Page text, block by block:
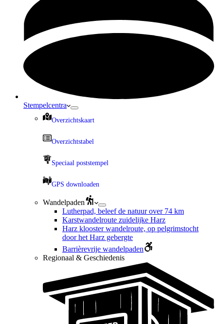
Stempelcentra
Overzichtskaart
Overzichtstabel
Speciaal poststempel
GPS downloaden
Wandelpaden
Lutherpad, beleef de natuur over 74 km
Karstwandelroute zuidelijke Harz
Harz klooster wandelroute, op pelgrimstocht
door het Harz gebergte
Barrièrevrije wandelpaden
Regionaal & Geschiedenis